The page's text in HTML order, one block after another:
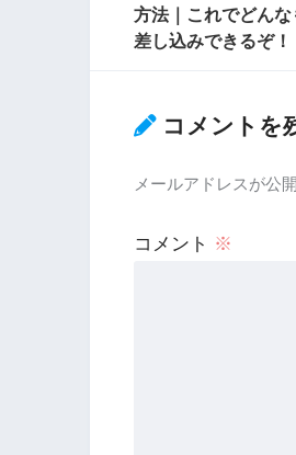
方法｜これでどんな
差し込みできるぞ！
コメントを
メールアドレスが公
コメント ※